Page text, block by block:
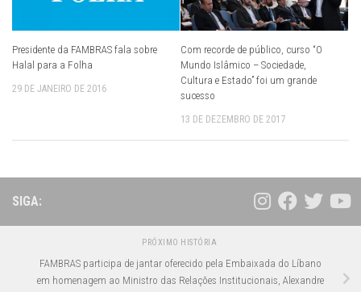
Presidente da FAMBRAS fala sobre
Halal para a Folha
29 DE JANEIRO DE 2016
Com recorde de público, curso “O
Mundo Islâmico – Sociedade,
Cultura e Estado” foi um grande
sucesso
13 DE DEZEMBRO DE 2017
SIGA:
PRÓXIMO HISTÓRIA
FAMBRAS participa de jantar oferecido pela Embaixada do Líbano
em homenagem ao Ministro das Relações Institucionais, Alexandre